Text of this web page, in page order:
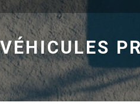
VÉHICULES